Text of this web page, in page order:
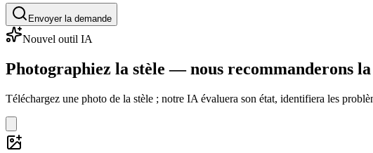
Envoyer la demande
Nouvel outil IA
Photographiez la stèle — nous recommanderons
Téléchargez une photo de la stèle ; notre IA évaluera son état, identifiera les